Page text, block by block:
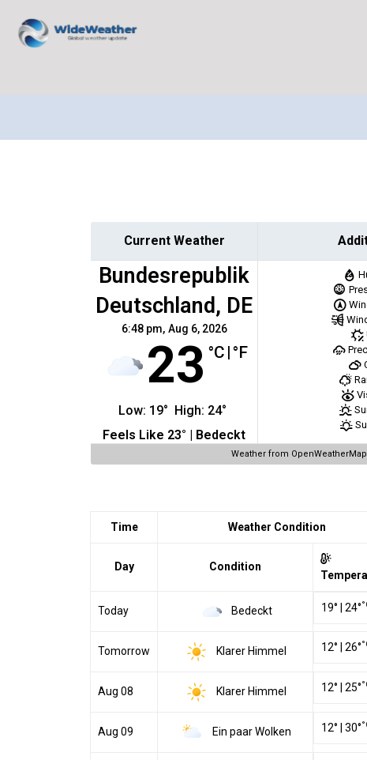
Current Weather
Bundesrepublik
Deutschland, DE
6:48 pm, Aug 6, 2026
23 °C |°F
Low: 19° High: 24°
Feels Like 23° | Bedeckt
Weather from OpenWeatherMap
Time Weather Condition
Day Condition
Today Bedeckt 19° 24°
Tomorrow Klarer Himmel 12° 26°
Aug 08 Klarer Himmel 12° 25°
Aug 09 Ein paar Wolken 12° 30°